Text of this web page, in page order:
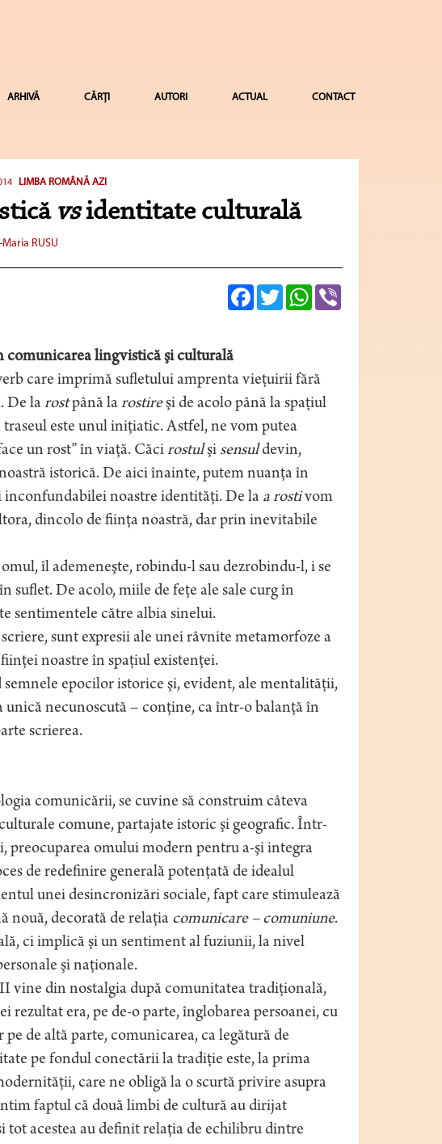
ARHIVĂ CĂRȚI AUTORI ACTUAL CONTACT
LIMBA ROMÂNĂ AZI
vsidentitate culturală
RUSU
FacebookTwitterWhatsApp
comunicarea lingvistică şi culturală
care imprimă sufletului amprenta vieţuirii fără
De la rostpână la rostireşi de acolo până la spaţiul
este unul iniţiatic. Astfel, ne vom putea
un rost” în viaţă. Căcirostulşi sensuldevin,
istorică. De aici înainte, putem nuanţa în
inconfundabilei noastre identităţi. De la a rostivom
dincolo de fiinţa noastră, dar prin inevitabile
îl ademeneşte, robindu-l sau dezrobindu-l, i se
suflet. De acolo, miile de feţe ale sale curg în
sentimentele către albia sinelui.
sunt expresii ale unei râvnite metamorfoze a
noastre în spaţiul existenţei.
epocilor istorice şi, evident, ale mentalităţii,
unică necunoscută – conţine, ca într-o balanţă în
scrierea.
comunicării, se cuvine să construim câteva
comune, partajate istoric şi geografic. Într-
preocuparea omului modern pentru a-şi integra
de redefinire generală potenţată de idealul
unei desincronizări sociale, fapt care stimulează
nouă, decorată de relaţia comunicare – comuniune.
ci implică şi un sentiment al fuziunii, la nivel
şi naţionale.
din nostalgia după comunitatea tradiţională,
rezultat era, pe de-o parte, înglobarea persoanei, cu
de altă parte, comunicarea, ca legătură de
pe fondul conectării la tradiţie este, la prima
care ne obligă la o scurtă privire asupra
faptul că două limbi de cultură au dirijat
tot acestea au definit relaţia de echilibru dintre